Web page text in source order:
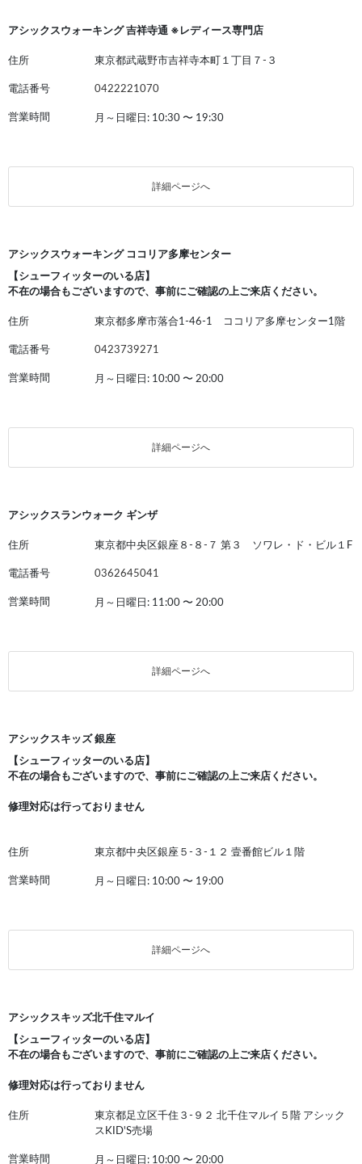
アシックスウォーキング 吉祥寺通 ※レディース専門店
住所 東京都武蔵野市吉祥寺本町１丁目７-３
電話番号 0422221070
営業時間 月～日曜日: 10:30 〜 19:30
詳細ページへ
アシックスウォーキング ココリア多摩センター
【シューフィッターのいる店】
不在の場合もございますので、事前にご確認の上ご来店ください。
住所 東京都多摩市落合1-46-1 ココリア多摩センター1階
電話番号 0423739271
営業時間 月～日曜日: 10:00 〜 20:00
詳細ページへ
アシックスランウォーク ギンザ
住所 東京都中央区銀座８-８-７ 第３ ソワレ・ド・ビル１F
電話番号 0362645041
営業時間 月～日曜日: 11:00 〜 20:00
詳細ページへ
アシックスキッズ 銀座
【シューフィッターのいる店】
不在の場合もございますので、事前にご確認の上ご来店ください。
修理対応は行っておりません
住所 東京都中央区銀座５-３-１２ 壹番館ビル１階
営業時間 月～日曜日: 10:00 〜 19:00
詳細ページへ
アシックスキッズ北千住マルイ
【シューフィッターのいる店】
不在の場合もございますので、事前にご確認の上ご来店ください。
修理対応は行っておりません
住所
東京都足立区千住３-９２ 北千住マルイ５階 アシック
スKID'S売場
営業時間 月～日曜日: 10:00 〜 20:00